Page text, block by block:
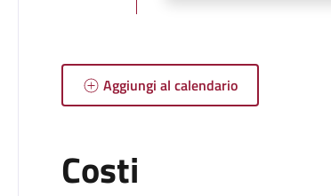
Aggiungi al calendario
Costi